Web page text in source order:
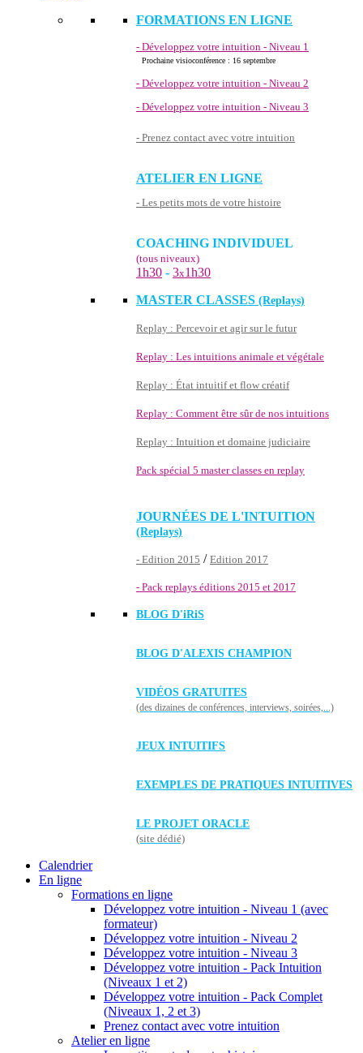
FORMATIONS EN LIGNE
- Développez votre intuition - Niveau 1
Prochaine visioconférence : 16 septembre
- Développez votre intuition - Niveau 2
- Développez votre intuition - Niveau 3
- Prenez contact avec votre intuition
ATELIER EN LIGNE
- Les petits mots de votre histoire
COACHING INDIVIDUEL
(tous niveaux)
1h30 - 3x1h30
MASTER CLASSES (Replays)
Replay : Percevoir et agir sur le futur
Replay : Les intuitions animale et végétale
Replay : État intuitif et flow créatif
Replay : Comment être sûr de nos intuitions
Replay : Intuition et domaine judiciaire
Pack spécial 5 master classes en replay
JOURNÉES DE L'INTUITION
(Replays)
- Edition 2015 / Edition 2017
- Pack replays éditions 2015 et 2017
BLOG D'iRiS
BLOG D'ALEXIS CHAMPION
VIDÉOS GRATUITES
(des dizaines de conférences, interviews, soirées,...)
JEUX INTUITIFS
EXEMPLES DE PRATIQUES INTUITIVES
LE PROJET ORACLE
(site dédié)
Calendrier
En ligne
Formations en ligne
Développez votre intuition - Niveau 1 (avec
formateur)
Développez votre intuition - Niveau 2
Développez votre intuition - Niveau 3
Développez votre intuition - Pack Intuition
(Niveaux 1 et 2)
Développez votre intuition - Pack Complet
(Niveaux 1, 2 et 3)
Prenez contact avec votre intuition
Atelier en ligne